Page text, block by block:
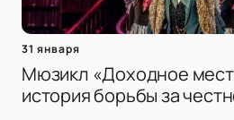
31 января
Мюзикл «Доходное
история борьбы за